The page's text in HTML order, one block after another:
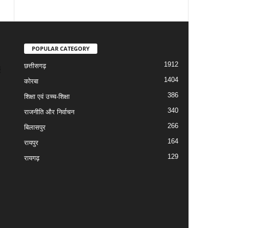
POPULAR CATEGORY
छत्तीसगढ़ 1912
कोरबा 1404
शिक्षा एवं उच्च-शिक्षा 386
राजनीति और निर्वाचन 340
बिलासपुर 266
रायपुर 164
रायगढ़ 129